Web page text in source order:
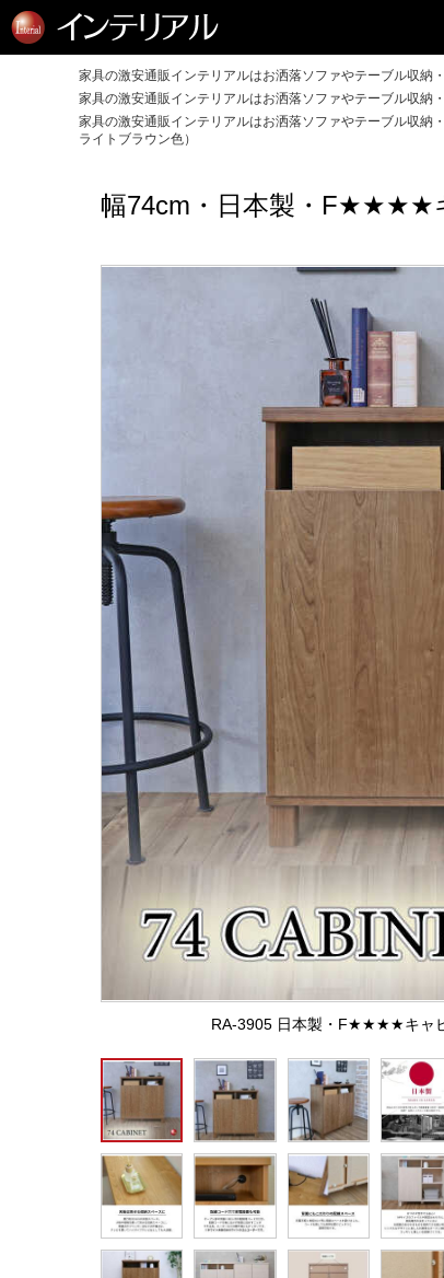
家具の激安通販インテリアルはお洒落ソファやテーブル収納
家具の激安通販インテリアルはお洒落ソファやテーブル収納
家具の激安通販インテリアルはお洒落ソファやテーブル収納
ライトブラウン色）
幅74cm・日本製・F★★★★
RA-3905 日本製・F★★★★キャ